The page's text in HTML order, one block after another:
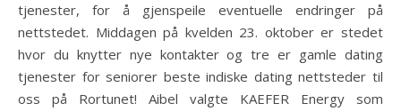
tjenester, for å gjenspeile eventuelle endringer på
nettstedet. Middagen på kvelden 23. oktober er stedet
hvor du knytter nye kontakter og tre er gamle dating
tjenester for seniorer beste indiske dating nettsteder til
oss på Rortunet!​ Aibel valgte KAEFER Energy som